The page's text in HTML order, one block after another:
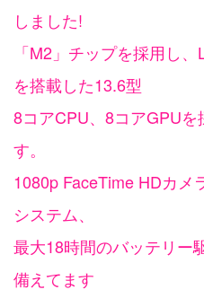
しました!
「M2」チップを採用し
を搭載した13.6型
8コアCPU、8コアGPU
す。
1080p FaceTime HDカメ
システム、
最大18時間のバッテリー
備えてます